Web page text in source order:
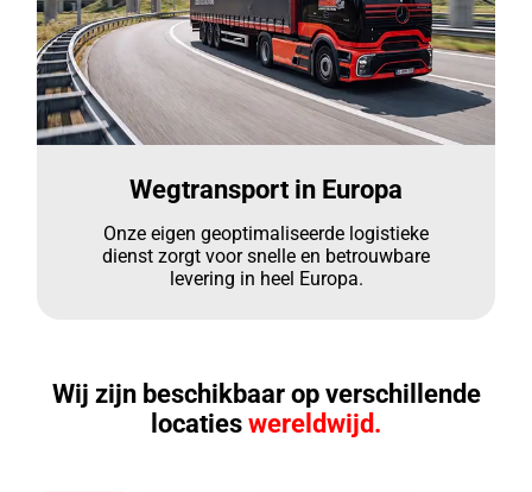
Wegtransport in Europa
Onze eigen geoptimaliseerde logistieke
dienst zorgt voor snelle en betrouwbare
levering in heel Europa.
Wij zijn beschikbaar op verschillende
locaties wereldwijd.